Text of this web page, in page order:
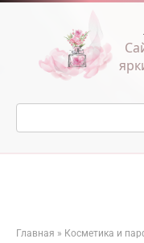
Перейти
Поиск:
Главная » Косметика и